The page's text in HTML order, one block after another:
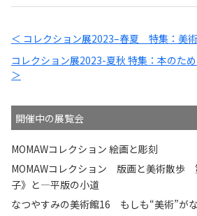
＜ コレクション展2023–春夏 特集：美
コレクション展2023-夏秋 特集：本のた
＞
開催中の展覧会
MOMAWコレクション 絵画と彫刻
MOMAWコレクション 版画と美術散歩
子》と—平版の小道
なつやすみの美術館16 もしも“美術”が